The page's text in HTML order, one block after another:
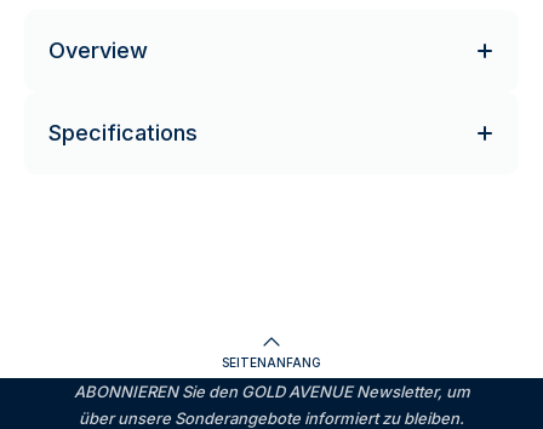
Overview
Specifications
SEITENANFANG
ABONNIEREN Sie den GOLD AVENUE Newsletter, um
über unsere Sonderangebote informiert zu bleiben.